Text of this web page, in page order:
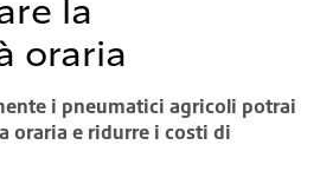
la
oraria
i pneumatici agricoli potrai
oraria e ridurre i costi di